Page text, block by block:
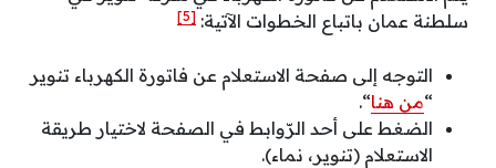
سلطنة عمان باتباع الخطوات الآتية: [5]
التوجه إلى صفحة الاستعلام عن فاتورة الكهرباء تنوير
“من هنا“.
الضغط على أحد الرّوابط في الصفحة لاختيار طريقة
الاستعلام (تنوير، نماء).